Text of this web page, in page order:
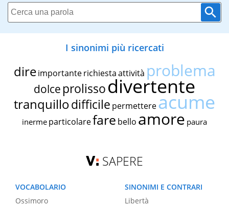
I sinonimi più ricercati
dire importante richiestaattività problema
dolce prolissodivertente
tranquillodifficile permettereacume
inerme particolarefare bello amore paura
SAPERE
VOCABOLARIO
Ossimoro
SINONIMI E CONTRARI
Libertà